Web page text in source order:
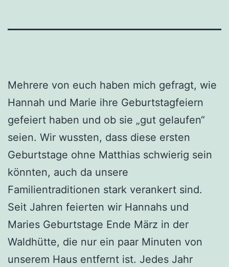
Mehrere von euch haben mich gefragt, wie
Hannah und Marie ihre Geburtstagfeiern
gefeiert haben und ob sie „gut gelaufen“
seien. Wir wussten, dass diese ersten
Geburtstage ohne Matthias schwierig sein
könnten, auch da unsere
Familientraditionen stark verankert sind.
Seit Jahren feierten wir Hannahs und
Maries Geburtstage Ende März in der
Waldhütte, die nur ein paar Minuten von
unserem Haus entfernt ist. Jedes Jahr